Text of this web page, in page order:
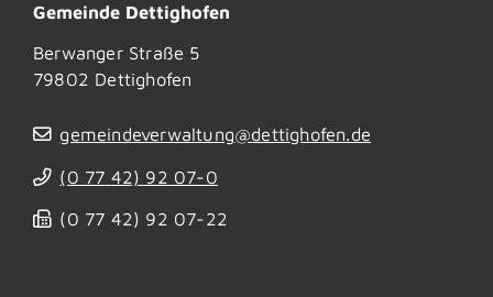
Gemeinde Dettighofen
Berwanger Straße 5
79802 Dettighofen
gemeindeverwaltung@dettighofen.de
(0 77 42) 92 07-0
(0 77 42) 92 07-22